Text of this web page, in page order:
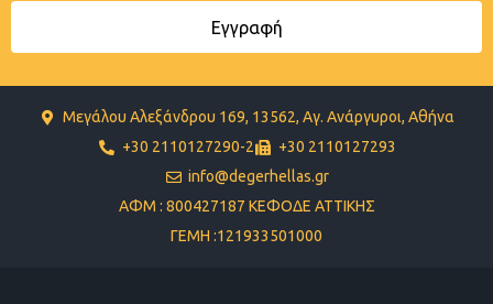
Εγγραφή
Μεγάλου Αλεξάνδρου 169, 13562, Αγ. Ανάργυροι, Αθήνα
+30 2110127290-2
+30 2110127293
info@degerhellas.gr
ΑΦΜ : 800427187 ΚΕΦΟΔΕ ΑΤΤΙΚΗΣ
ΓΕΜΗ :121933501000